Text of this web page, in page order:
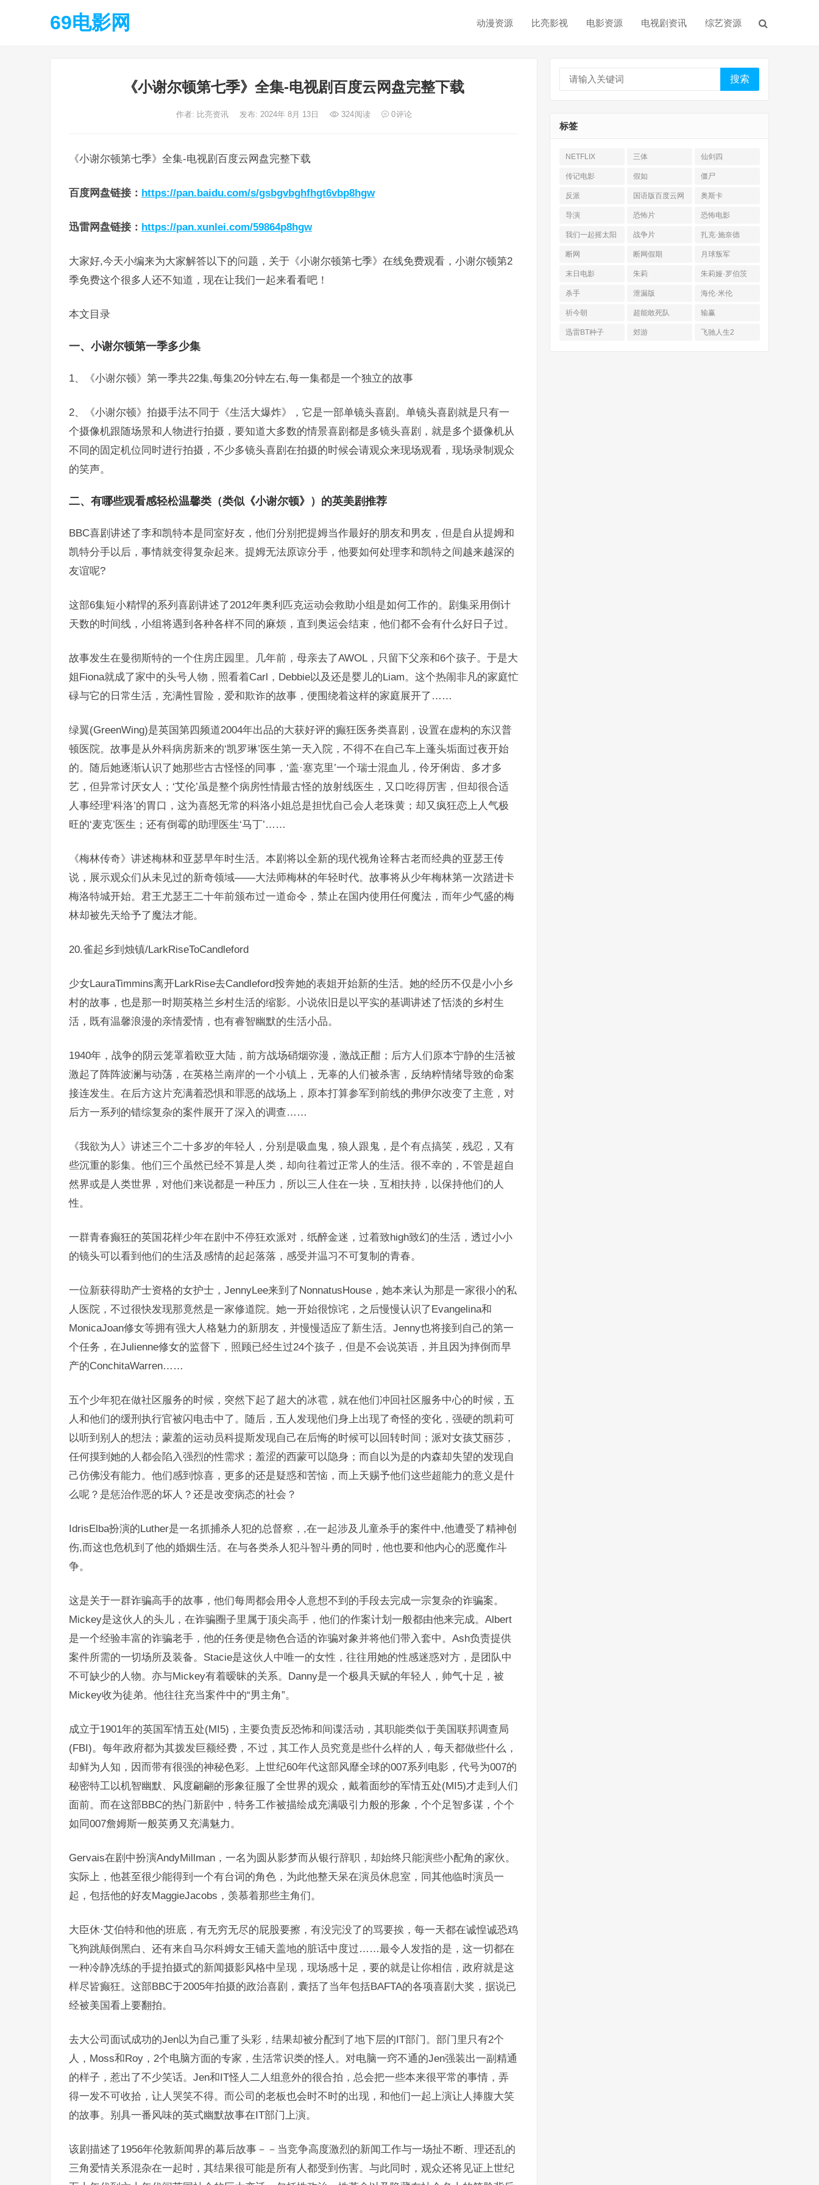
69电影网 动漫资源 比亮影视 电影资源 电视剧资讯 综艺资源
《小谢尔顿第七季》全集-电视剧百度云网盘完整下载
作者: 比亮资讯 发布: 2024年 8月 13日 324阅读 0评论
《小谢尔顿第七季》全集-电视剧百度云网盘完整下载
百度网盘链接 ： https://pan.baidu.com/s/gsbgvbghfhgt6vbp8hgw
迅雷网盘链接 ： https://pan.xunlei.com/59864p8hgw
大家好,今天小编来为大家解答以下的问题，关于《小谢尔顿第七季》在线免费观看，小谢尔顿第2
季免费这个很多人还不知道，现在让我们一起来看看吧！
本文目录
一、小谢尔顿第一季多少集
1、《小谢尔顿》第一季共22集,每集20分钟左右,每一集都是一个独立的故事
2、《小谢尔顿》拍摄手法不同于《生活大爆炸》，它是一部单镜头喜剧。单镜头喜剧就是只有一
个摄像机跟随场景和人物进行拍摄，要知道大多数的情景喜剧都是多镜头喜剧，就是多个摄像机从
不同的固定机位同时进行拍摄，不少多镜头喜剧在拍摄的时候会请观众来现场观看，现场录制观众
的笑声。
二、有哪些观看感轻松温馨类（类似《小谢尔顿》）的英美剧推荐
BBC喜剧 讲述了李和凯特本是同室好友，他们分别把提姆当作最好的朋友和男友，但是自从提姆和
凯特分手以后，事情就变得复杂起来。提姆无法原谅分手，他要如何处理李和凯特之间越来越深的
友谊呢?
这部6集短小精悍的系列喜剧讲述了2012年奥利匹克运动会救助小组是如何工作的。剧集采用倒计
天数的时间线，小组将遇到各种各样不同的麻烦，直到奥运会结束，他们都不会有什么好日子过。
故事发生在曼彻斯特的一个住房庄园里。几年前，母亲去了AWOL，只留下父亲和6个孩子。于是大
姐Fiona就成了家中的头号人物，照看着Carl，Debbie以及还是婴儿的Liam。这个热闹非凡的家庭忙
碌与它的日常生活，充满性冒险，爱和欺诈的故事，便围绕着这样的家庭展开了……
绿翼(GreenWing)是英国第四频道2004年出品的大获好评的癫狂医务类喜剧，设置在虚构的东汉普
顿医院。故事是从外科病房新来的‘凯罗琳’医生第一天入院，不得不在自己车上蓬头垢面过夜开始
的。随后她逐渐认识了她那些古古怪怪的同事，‘盖·塞克里’一个瑞士混血儿，伶牙俐齿、多才多
艺，但异常讨厌女人；‘艾伦’虽是整个病房性情最古怪的放射线医生，又口吃得厉害，但却很合适
人事经理‘科洛’的胃口，这为喜怒无常的科洛小姐总是担忧自己会人老珠黄；却又疯狂恋上人气极
旺的‘麦克’医生；还有倒霉的助理医生‘马丁’……
《梅林传奇》讲述梅林和亚瑟早年时生活。本剧将以全新的现代视角诠释古老而经典的亚瑟王传
说，展示观众们从未见过的新奇领域——大法师梅林的年轻时代。故事将从少年梅林第一次踏进卡
梅洛特城开始。君王尤瑟王二十年前颁布过一道命令，禁止在国内使用任何魔法，而年少气盛的梅
林却被先天给予了魔法才能。
20.雀起乡到烛镇/LarkRiseToCandleford
少女LauraTimmins离开LarkRise去Candleford投奔她的表姐开始新的生活。她的经历不仅是小小乡
村的故事，也是那一时期英格兰乡村生活的缩影。小说依旧是以平实的基调讲述了恬淡的乡村生
活，既有温馨浪漫的亲情爱情，也有睿智幽默的生活小品。
1940年，战争的阴云笼罩着欧亚大陆，前方战场硝烟弥漫，激战正酣；后方人们原本宁静的生活被
激起了阵阵波澜与动荡，在英格兰南岸的一个小镇上，无辜的人们被杀害，反纳粹情绪导致的命案
接连发生。在后方这片充满着恐惧和罪恶的战场上，原本打算参军到前线的弗伊尔改变了主意，对
后方一系列的错综复杂的案件展开了深入的调查……
《我欲为人》讲述三个二十多岁的年轻人，分别是吸血鬼，狼人跟鬼，是个有点搞笑，残忍，又有
些沉重的影集。他们三个虽然已经不算是人类，却向往着过正常人的生活。很不幸的，不管是超自
然界或是人类世界，对他们来说都是一种压力，所以三人住在一块，互相扶持，以保持他们的人
性。
一群青春癫狂的英国花样少年在剧中不停狂欢派对，纸醉金迷，过着致high致幻的生活，透过小小
的镜头可以看到他们的生活及感情的起起落落，感受并温习不可复制的青春。
一位新获得助产士资格的女护士，JennyLee来到了NonnatusHouse，她本来认为那是一家很小的私
人医院，不过很快发现那竟然是一家修道院。她一开始很惊诧，之后慢慢认识了Evangelina和
MonicaJoan修女等拥有强大人格魅力的新朋友，并慢慢适应了新生活。Jenny也将接到自己的第一
个任务，在Julienne修女的监督下，照顾已经生过24个孩子，但是不会说英语，并且因为摔倒而早
产的ConchitaWarren……
五个少年犯在做社区服务的时候，突然下起了超大的冰雹，就在他们冲回社区服务中心的时候，五
人和他们的缓刑执行官被闪电击中了。随后，五人发现他们身上出现了奇怪的变化，强硬的凯莉可
以听到别人的想法；蒙羞的运动员科提斯发现自己在后悔的时候可以回转时间；派对女孩艾丽莎，
任何摸到她的人都会陷入强烈的性需求；羞涩的西蒙可以隐身；而自以为是的内森却失望的发现自
己仿佛没有能力。他们感到惊喜，更多的还是疑惑和苦恼，而上天赐予他们这些超能力的意义是什
么呢？是惩治作恶的坏人？还是改变病态的社会？
IdrisElba扮演的Luther是一名抓捕杀人犯的总督察，,在一起涉及儿童杀手的案件中,他遭受了精神创
伤,而这也危机到了他的婚姻生活。在与各类杀人犯斗智斗勇的同时，他也要和他内心的恶魔作斗
争。
这是关于一群诈骗高手的故事，他们每周都会用令人意想不到的手段去完成一宗复杂的诈骗案。
Mickey是这伙人的头儿，在诈骗圈子里属于顶尖高手，他们的作案计划一般都由他来完成。Albert
是一个经验丰富的诈骗老手，他的任务便是物色合适的诈骗对象并将他们带入套中。Ash负责提供
案件所需的一切场所及装备。Stacie是这伙人中唯一的女性，往往用她的性感迷惑对方，是团队中
不可缺少的人物。亦与Mickey有着暧昧的关系。Danny是一个极具天赋的年轻人，帅气十足，被
Mickey收为徒弟。他往往充当案件中的“男主角”。
成立于1901年的英国军情五处(MI5)，主要负责反恐怖和间谍活动，其职能类似于美国联邦调查局
(FBI)。每年政府都为其拨发巨额经费，不过，其工作人员究竟是些什么样的人，每天都做些什么，
却鲜为人知，因而带有很强的神秘色彩。上世纪60年代这部风靡全球的007系列电影，代号为007的
秘密特工以机智幽默、风度翩翩的形象征服了全世界的观众，戴着面纱的军情五处(MI5)才走到人们
面前。而在这部BBC的热门新剧中，特务工作被描绘成充满吸引力般的形象，个个足智多谋，个个
如同007詹姆斯一般英勇又充满魅力。
Gervais在剧中扮演AndyMillman，一名为圆从影梦而从银行辞职，却始终只能演些小配角的家伙。
实际上，他甚至很少能得到一个有台词的角色，为此他整天呆在演员休息室，同其他临时演员一
起，包括他的好友MaggieJacobs，羡慕着那些主角们。
大臣休·艾伯特和他的班底，有无穷无尽的屁股要擦，有没完没了的骂要挨，每一天都在诚惶诚恐鸡
飞狗跳颠倒黑白、还有来自马尔科姆女王铺天盖地的脏话中度过……最令人发指的是，这一切都在
一种冷静冼练的手提拍摄式的新闻摄影风格中呈现，现场感十足，要的就是让你相信，政府就是这
样尽皆癫狂。这部BBC于2005年拍摄的政治喜剧，囊括了当年包括BAFTA的各项喜剧大奖，据说已
经被美国看上要翻拍。
去大公司面试成功的Jen以为自己重了头彩，结果却被分配到了地下层的IT部门。部门里只有2个
人，Moss和Roy，2个电脑方面的专家，生活常识类的怪人。对电脑一窍不通的Jen强装出一副精通
的样子，惹出了不少笑话。Jen和IT怪人二人组意外的很合拍，总会把一些本来很平常的事情，弄
得一发不可收拾，让人哭笑不得。而公司的老板也会时不时的出现，和他们一起上演让人捧腹大笑
的故事。别具一番风味的英式幽默故事在IT部门上演。
该剧描述了1956年伦敦新闻界的幕后故事－－当竞争高度激烈的新闻工作与一场扯不断、理还乱的
三角爱情关系混杂在一起时，其结果很可能是所有人都受到伤害。与此同时，观众还将见证上世纪
搜索
标签
NETFLIX 三体 仙剑四
传记电影 假如 僵尸
反派
国语版百度云网
盘
奥斯卡
导演 恐怖片 恐怖电影
我们一起摇太阳 战争片 扎克·施奈德
断网 断网假期 月球叛军
末日电影 朱莉 朱莉娅·罗伯茨
杀手 泄漏版 海伦·米伦
祈今朝 超能敢死队 输赢
迅雷BT种子 郊游 飞驰人生2